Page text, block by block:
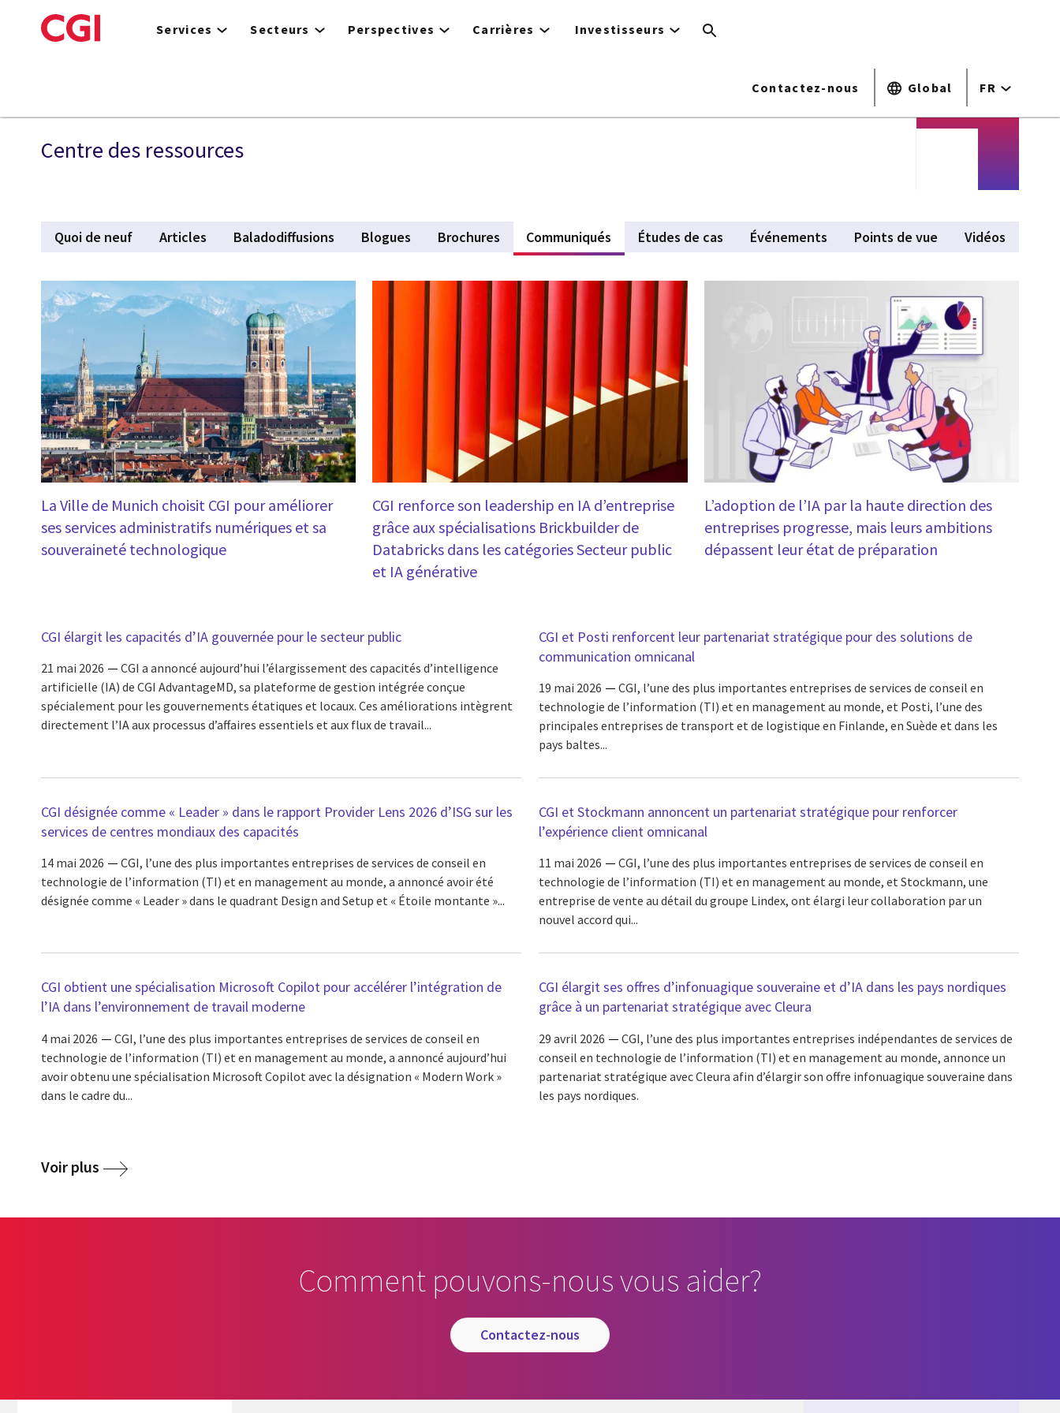
to
Services Secteurs Perspectives Carrières Investisseurs
Contactez-nous Global FR
Centre des ressources
Quoi de neuf Articles Baladodiffusions Blogues Brochures Communiqués (active tab)
Études de cas Événements Points de vue Vidéos
La Ville de Munich choisit CGI pour améliorer
ses services administratifs numériques et sa
souveraineté technologique
CGI renforce son leadership en IA d’entreprise
grâce aux spécialisations Brickbuilder de
Databricks dans les catégories Secteur public
et IA générative
L’adoption de l’IA par la haute direction des
entreprises progresse, mais leurs ambitions
dépassent leur état de préparation
CGI élargit les capacités d’IA gouvernée pour le secteur public
21 mai 2026
CGI a annoncé aujourd’hui l’élargissement des capacités d’intelligence
artificielle (IA) de CGI AdvantageMD, sa plateforme de gestion intégrée conçue
spécialement pour les gouvernements étatiques et locaux. Ces améliorations intègrent
directement l’IA aux processus d’affaires essentiels et aux flux de travail...
CGI et Posti renforcent leur partenariat stratégique pour des solutions de
communication omnicanal
19 mai 2026
CGI, l’une des plus importantes entreprises de services de conseil en
technologie de l’information (TI) et en management au monde, et Posti, l’une des
principales entreprises de transport et de logistique en Finlande, en Suède et dans les
pays baltes...
CGI désignée comme « Leader » dans le rapport Provider Lens 2026 d’ISG sur les
services de centres mondiaux des capacités
14 mai 2026
CGI, l’une des plus importantes entreprises de services de conseil en
technologie de l’information (TI) et en management au monde, a annoncé avoir été
désignée comme « Leader » dans le quadrant Design and Setup et « Étoile montante »...
CGI et Stockmann annoncent un partenariat stratégique pour renforcer
l’expérience client omnicanal
11 mai 2026
CGI, l’une des plus importantes entreprises de services de conseil en
technologie de l’information (TI) et en management au monde, et Stockmann, une
entreprise de vente au détail du groupe Lindex, ont élargi leur collaboration par un
nouvel accord qui...
CGI obtient une spécialisation Microsoft Copilot pour accélérer l’intégration de
l’IA dans l’environnement de travail moderne
4 mai 2026
CGI, l’une des plus importantes entreprises de services de conseil en
technologie de l’information (TI) et en management au monde, a annoncé aujourd’hui
avoir obtenu une spécialisation Microsoft Copilot avec la désignation « Modern Work »
dans le cadre du...
CGI élargit ses offres d’infonuagique souveraine et d’IA dans les pays nordiques
grâce à un partenariat stratégique avec Cleura
29 avril 2026
CGI, l’une des plus importantes entreprises indépendantes de services de
conseil en technologie de l’information (TI) et en management au monde, annonce un
partenariat stratégique avec Cleura afin d’élargir son offre infonuagique souveraine dans
les pays nordiques.
Voir plus
Comment pouvons-nous vous aider?
contactez-nous